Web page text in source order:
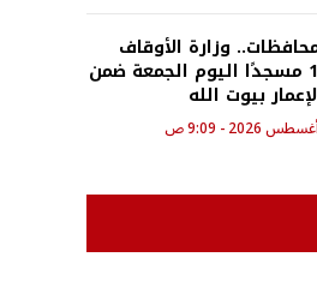
10 محافظات.. وزارة الأوقاف
تفتتح 17 مسجدًا اليوم الجمعة ضمن
بيوت الله